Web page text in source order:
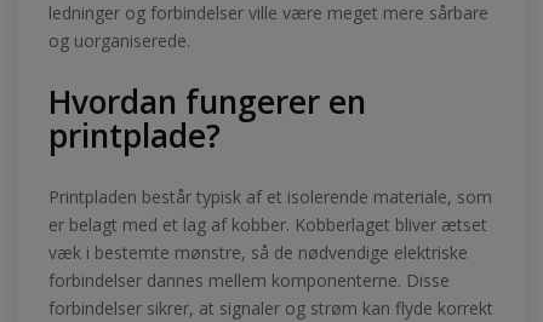
ledninger og forbindelser ville være meget mere sårbare
og uorganiserede.
Hvordan fungerer en
printplade?
Printpladen består typisk af et isolerende materiale, som
er belagt med et lag af kobber. Kobberlaget bliver ætset
væk i bestemte mønstre, så de nødvendige elektriske
forbindelser dannes mellem komponenterne. Disse
forbindelser sikrer, at signaler og strøm kan flyde korrekt